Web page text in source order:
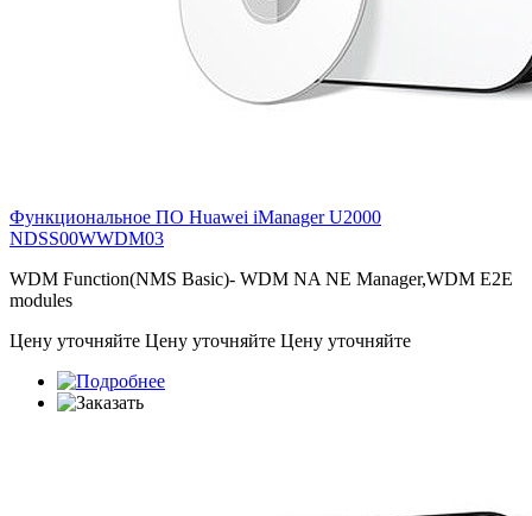
Функциональное ПО Huawei iManager U2000
NDSS00WWDM03
WDM Function(NMS Basic)- WDM NA NE Manager,WDM E2E
modules
Цену уточняйте Цену уточняйте Цену уточняйте